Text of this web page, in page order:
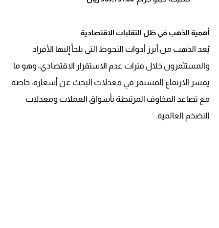
أهمية الذهب في ظل التقلبات الاقتصادية
يُعد الذهب من أبرز أدوات التحوط التي يلجأ إليها الأفراد
والمستثمرون خلال فترات عدم الاستقرار الاقتصادي، وهو ما
يفسر الارتفاع المستمر في معدلات البحث عن أسعاره، خاصة
مع تصاعد المخاوف المرتبطة بأسواق العملات ومعدلات
التضخم العالمية.